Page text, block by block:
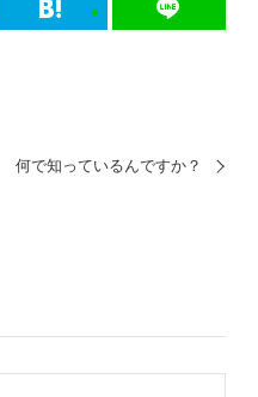
何で知っているんですか？